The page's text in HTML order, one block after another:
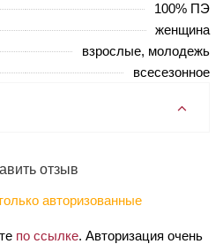
100% ПЭ
женщина
взрослые, молодежь
всесезонное
отзыв
авторизованные
по ссылке. Авторизация очень